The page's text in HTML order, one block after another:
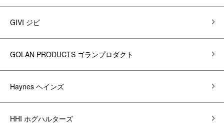
GIVI ジビ
GOLAN PRODUCTS ゴランプロダクト
Haynes ヘインズ
HHI ホグハルターズ